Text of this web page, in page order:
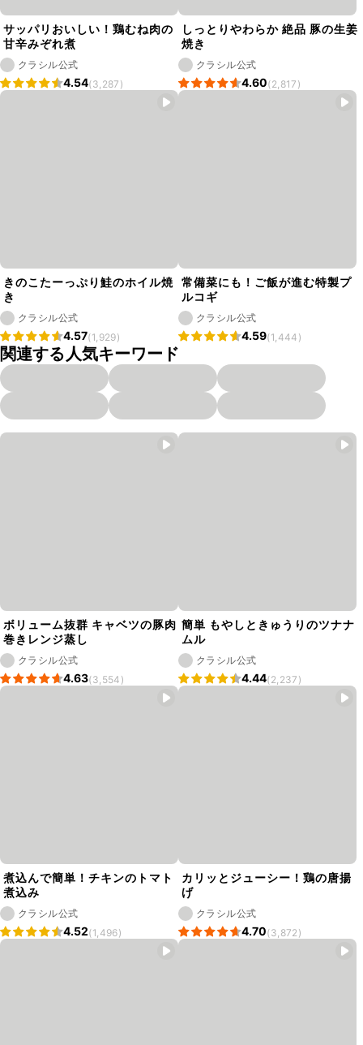
サッパリおいしい！鶏むね肉の
甘辛みぞれ煮
クラシル公式
4.54(3,287)
しっとりやわらか 絶品 豚の生姜
焼き
クラシル公式
4.60(2,817)
きのこたーっぷり鮭のホイル焼
き
クラシル公式
4.57(1,929)
常備菜にも！ご飯が進む特製プ
ルコギ
クラシル公式
4.59(1,444)
関連する人気キーワード
ボリューム抜群 キャベツの豚肉
巻きレンジ蒸し
クラシル公式
4.63(3,554)
簡単 もやしときゅうりのツナナ
ムル
クラシル公式
4.44(2,237)
煮込んで簡単！チキンのトマト
煮込み
クラシル公式
4.52(1,496)
カリッとジューシー！鶏の唐揚
げ
クラシル公式
4.70(3,872)